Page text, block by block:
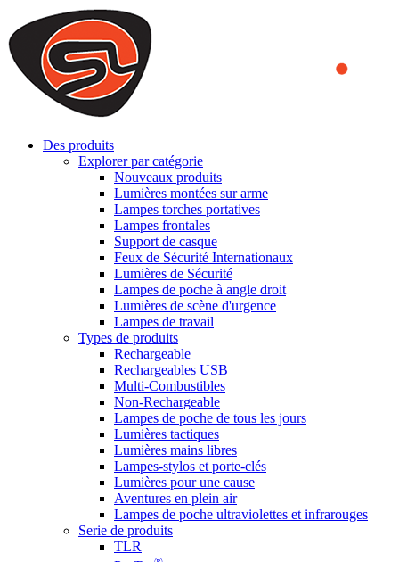
We use cookies to ensure that we provide you the best experience
on our website. By continuing to browse this website, you accept
that cookies are used to help us analyze how the website is used and
to offer you a better experience. To learn more or to find out how
you can disable cookies, you can access our
Des produits
Explorer par catégorie
Nouveaux produits
Lumières montées sur arme
Lampes torches portatives
Lampes frontales
Support de casque
Feux de Sécurité Internationaux
Lumières de Sécurité
Lampes de poche à angle droit
Lumières de scène d'urgence
Lampes de travail
Types de produits
Rechargeable
Rechargeables USB
Multi-Combustibles
Non-Rechargeable
Lampes de poche de tous les jours
Lumières tactiques
Lumières mains libres
Lampes-stylos et porte-clés
Lumières pour une cause
Aventures en plein air
Lampes de poche ultraviolettes et infrarouges
Serie de produits
TLR